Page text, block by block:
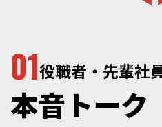
01役職者・先輩社
本音トーク